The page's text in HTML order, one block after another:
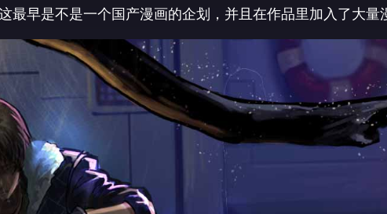
最早是不是一个国产漫画的企划，并且在作品里加入了大量